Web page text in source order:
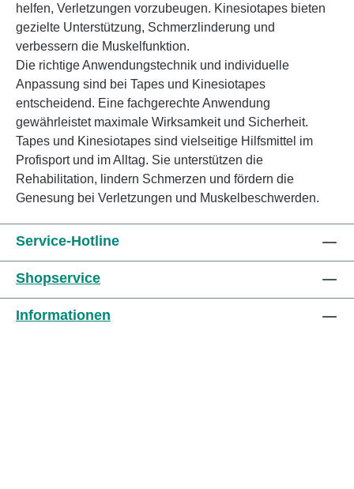
Tape hält bis zu 6 Tage auf der
Haut.Trägermaterial: 95% Baumwolle, 5%
ElasthanKlebemasse: basiert auf
Synthesekautschuk mit Arnica montana 10-6,
Rhus toxicodendron 10-8, Ruta graveolens 10-
6Kühl, trocken und vor direkter
Sonneneinstrahlung geschützt zwischen 8°C
und 25°C lagern.CE: Konform gemäß EU
Richtlinie 93/42/EWG für Medizinprodukte
helfen, Verletzungen vorzubeugen. Kinesiotapes bieten
gezielte Unterstützung, Schmerzlinderung und
verbessern die Muskelfunktion.
Die richtige Anwendungstechnik und individuelle
Anpassung sind bei Tapes und Kinesiotapes
entscheidend. Eine fachgerechte Anwendung
gewährleistet maximale Wirksamkeit und Sicherheit.
Tapes und Kinesiotapes sind vielseitige Hilfsmittel im
Profisport und im Alltag. Sie unterstützen die
Rehabilitation, lindern Schmerzen und fördern die
Genesung bei Verletzungen und Muskelbeschwerden.
Service-Hotline
Shopservice
Informationen